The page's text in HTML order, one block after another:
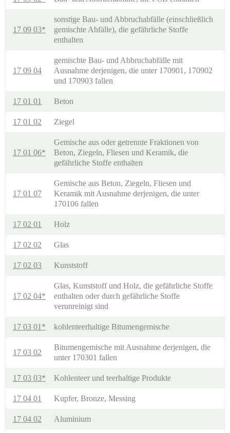
17 09 03*
sonstige Bau- und Abbruchabfälle (einschließlich
gemischte Abfälle), die gefährliche Stoffe
enthalten
17 09 04
gemischte Bau- und Abbruchabfälle mit
Ausnahme derjenigen, die unter 170901, 170902
und 170903 fallen
17 01 01 Beton
17 01 02 Ziegel
17 01 06*
Gemische aus oder getrennte Fraktionen von
Beton, Ziegeln, Fliesen und Keramik, die
gefährliche Stoffe enthalten
17 01 07
Gemische aus Beton, Ziegeln, Fliesen und
Keramik mit Ausnahme derjenigen, die unter
170106 fallen
17 02 01 Holz
17 02 02 Glas
17 02 03 Kunststoff
17 02 04*
Glas, Kunststoff und Holz, die gefährliche Stoffe
enthalten oder durch gefährliche Stoffe
verunreinigt sind
17 03 01* kohlenteerhaltige Bitumengemische
17 03 02
Bitumengemische mit Ausnahme derjenigen, die
unter 170301 fallen
17 03 03* Kohlenteer und teerhaltige Produkte
17 04 01 Kupfer, Bronze, Messing
17 04 02 Aluminium